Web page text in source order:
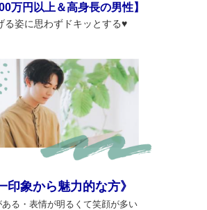
万円以上＆高身長の男性】
る姿に思わずドキッとする♥
印象から魅力的な方》
る・表情が明るくて笑顔が多い